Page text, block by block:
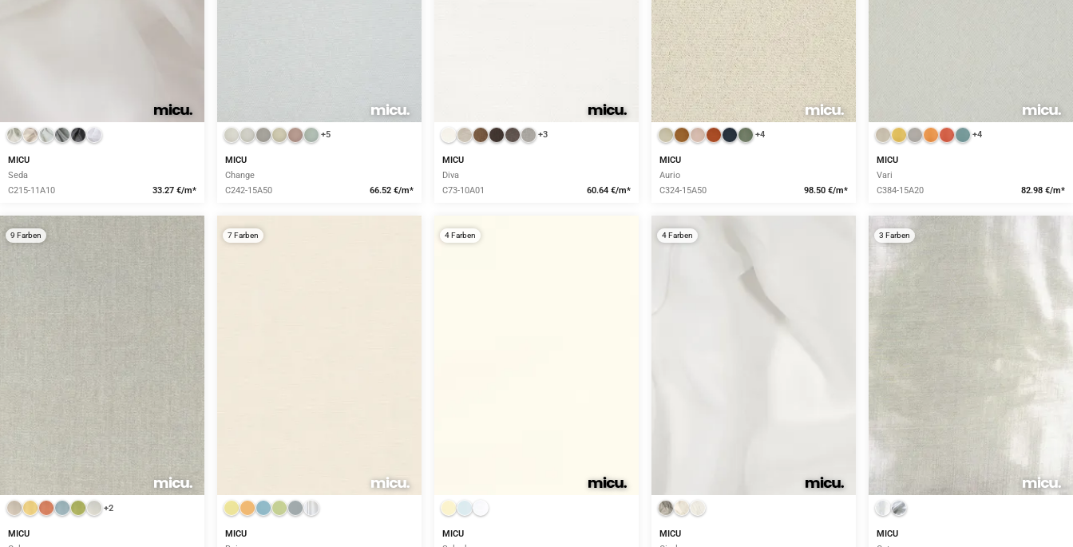
MICU
Seda
C215-11A10
33.27 €/m*
+5
MICU
Change
C242-15A50
66.52 €/m*
+3
MICU
Diva
C73-10A01
60.64 €/m*
+4
MICU
Aurio
C324-15A50
98.50 €/m*
+4
MICU
Vari
C384-15A20
82.98 €/m*
+2
MICU
9 Farben
MICU
7 Farben
MICU
4 Farben
MICU
4 Farben
MICU
3 Farben